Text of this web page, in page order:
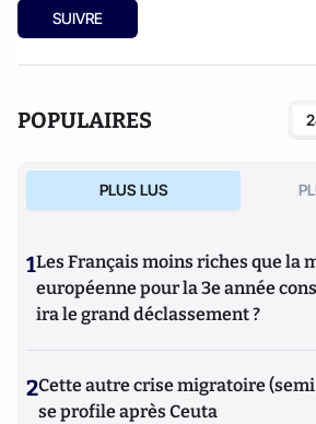
SUIVRE
POPULAIRES
PLUS LUS
1Les Français moins riches que la
européenne pour la 3e année
ira le grand déclassement ?
2Cette autre crise migratoire
se profile après Ceuta